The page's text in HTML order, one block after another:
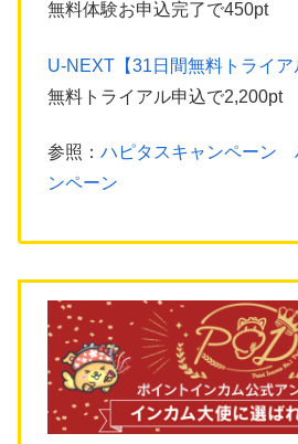
無料体験お申込完了で450pt
U-NEXT【31日間無料トライア
無料トライアル申込で2,200pt
参照： ハピタスキャンペーン
ンペーン